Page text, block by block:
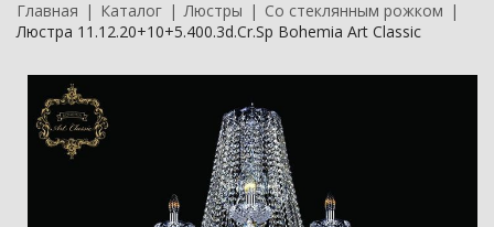
Главная Каталог Люстры
Со стеклянным рожком
Люстра 11.12.20+10+5.400.3d.Cr.Sp Bohemia Art Classic